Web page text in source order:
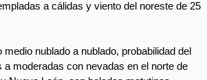
a cálidas y viento del noreste de 25
nublado a nublado, probabilidad del
a moderadas con nevadas en el norte de